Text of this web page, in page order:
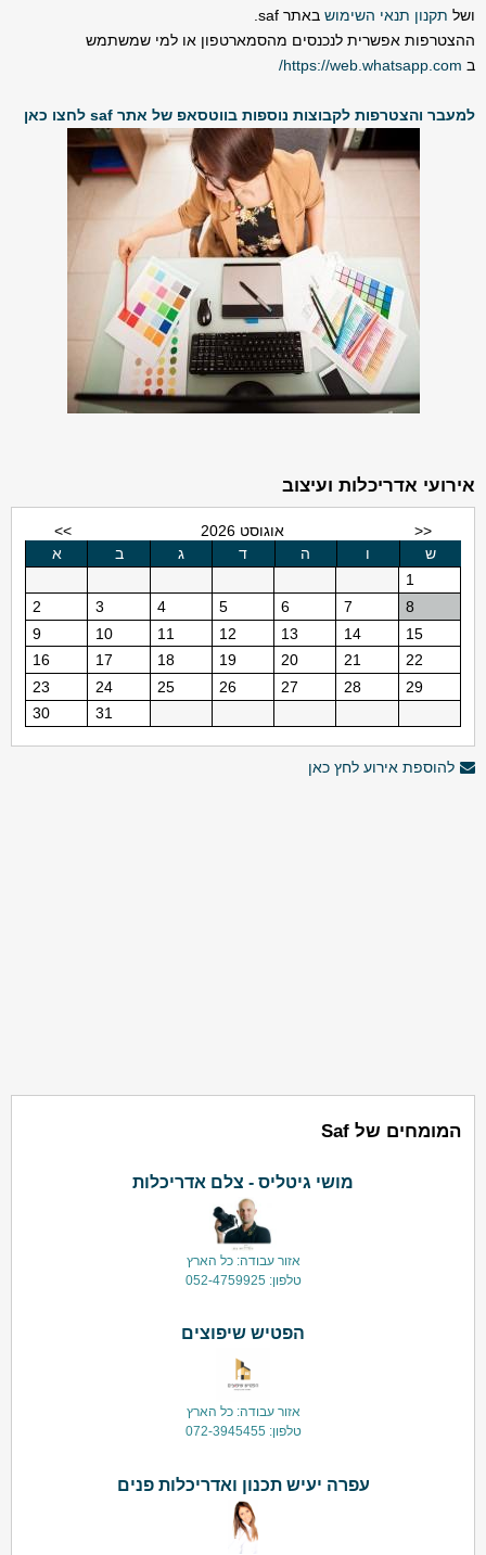
ושל תקנון תנאי השימוש באתר saf.
ההצטרפות אפשרית לנכנסים מהסמארטפון או למי שמשתמש
ב https://web.whatsapp.com/
למעבר והצטרפות לקבוצות נוספות בווטסאפ של אתר saf לחצו כאן
אירועי אדריכלות ועיצוב
>> אוגוסט 2026
<<
א
ב ג ד ה ו
ש
1
2
3 4 5 6 7
8
9
10 11 12 13 14
15
16
17 18 19 20 21
22
23
24 25 26 27 28
29
30
31
להוספת אירוע לחץ כאן
המומחים של Saf
מושי גיטליס - צלם אדריכלות
אזור עבודה: כל הארץ
טלפון: 052-4759925
הפטיש שיפוצים
אזור עבודה: כל הארץ
טלפון: 072-3945455
עפרה יעיש תכנון ואדריכלות פנים